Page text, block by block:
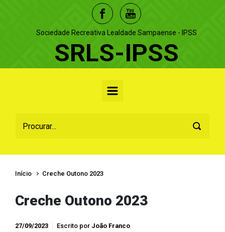
Sociedade Recreativa Lealdade Sampaense - IPSS
SRLS-IPSS
Início Creche Outono 2023
Creche Outono 2023
27/09/2023 Escrito por João Franco